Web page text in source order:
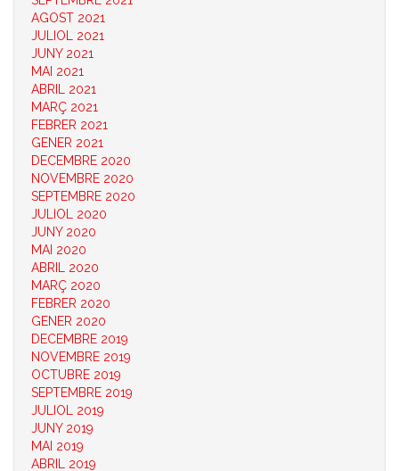
AGOST 2021
JULIOL 2021
JUNY 2021
MAI 2021
ABRIL 2021
MARÇ 2021
FEBRER 2021
GENER 2021
DECEMBRE 2020
NOVEMBRE 2020
SEPTEMBRE 2020
JULIOL 2020
JUNY 2020
MAI 2020
ABRIL 2020
MARÇ 2020
FEBRER 2020
GENER 2020
DECEMBRE 2019
NOVEMBRE 2019
OCTUBRE 2019
SEPTEMBRE 2019
JULIOL 2019
JUNY 2019
MAI 2019
ABRIL 2019